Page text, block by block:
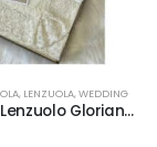
, LENZUOLA,WEDDING
Completo Lenzuolo Gloriana Battaglia